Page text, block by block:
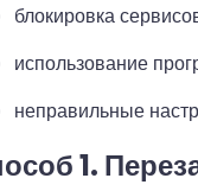
блокировка
использование
неправильные
1.